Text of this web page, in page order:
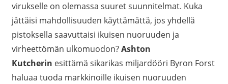
virukselle on olemassa suuret suunnitelmat. Kuka
jättäisi mahdollisuuden käyttämättä, jos yhdellä
pistoksella saavuttaisi ikuisen nuoruuden ja
virheettömän ulkomuodon?Ashton
Kutcherin esittämä sikarikas miljardööri Byron Forst
haluaa tuoda markkinoille ikuisen nuoruuden